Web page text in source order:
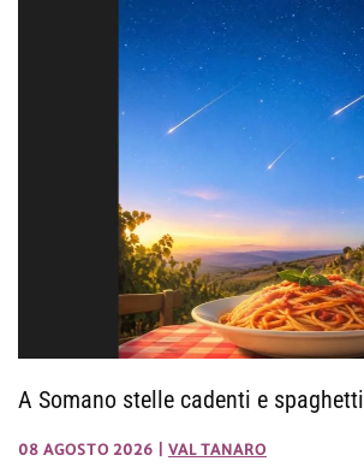
A Somano stelle cadenti e spaghetti
08 AGOSTO 2026 VAL TANARO